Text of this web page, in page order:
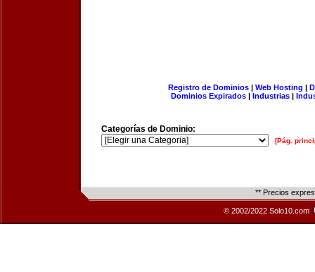
Registro de Dominios| Web Hosting |
Dominios Expirados | Industrias |
Categorías de Dominio:
[Pág.
** Precios
© 2002/2022 Solo10.com